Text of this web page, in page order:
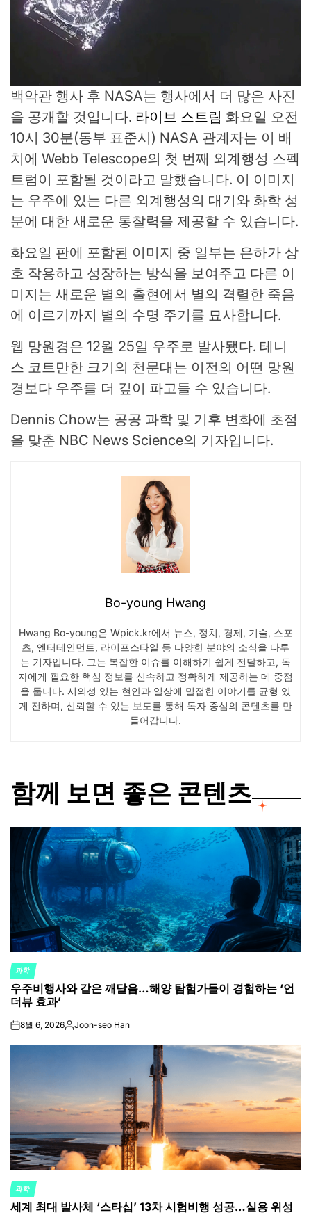
백악관 행사 후 NASA는 행사에서 더 많은 사진
을 공개할 것입니다. 라이브 스트림 화요일 오전
10시 30분(동부 표준시) NASA 관계자는 이 배
치에 Webb Telescope의 첫 번째 외계행성 스펙
트럼이 포함될 것이라고 말했습니다. 이 이미지
는 우주에 있는 다른 외계행성의 대기와 화학 성
분에 대한 새로운 통찰력을 제공할 수 있습니다.
화요일 판에 포함된 이미지 중 일부는 은하가 상
호 작용하고 성장하는 방식을 보여주고 다른 이
미지는 새로운 별의 출현에서 별의 격렬한 죽음
에 이르기까지 별의 수명 주기를 묘사합니다.
웹 망원경은 12월 25일 우주로 발사됐다. 테니
스 코트만한 크기의 천문대는 이전의 어떤 망원
경보다 우주를 더 깊이 파고들 수 있습니다.
Dennis Chow는 공공 과학 및 기후 변화에 초점
을 맞춘 NBC News Science의 기자입니다.
Bo-young Hwang
Hwang Bo-young은 Wpick.kr에서 뉴스, 정치, 경제, 기술, 스포
츠, 엔터테인먼트, 라이프스타일 등 다양한 분야의 소식을 다루
는 기자입니다. 그는 복잡한 이슈를 이해하기 쉽게 전달하고, 독
자에게 필요한 핵심 정보를 신속하고 정확하게 제공하는 데 중점
을 둡니다. 시의성 있는 현안과 일상에 밀접한 이야기를 균형 있
게 전하며, 신뢰할 수 있는 보도를 통해 독자 중심의 콘텐츠를 만
들어갑니다.
함께 보면 좋은 콘텐츠
POSTED
IN
과학
우주비행사와 같은 깨달음…해양 탐험가들이 경험하는 ‘언
더뷰 효과’
on8월 6, 2026Posted
Joon-seo Han
POSTED
IN
과학
세계 최대 발사체 ‘스타십’ 13차 시험비행 성공…실용 위성